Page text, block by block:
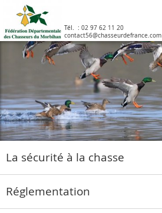
Tél. : 02 97 62 11 20
contact56@chasseurdefrance.com
La sécurité à la chasse
Réglementation